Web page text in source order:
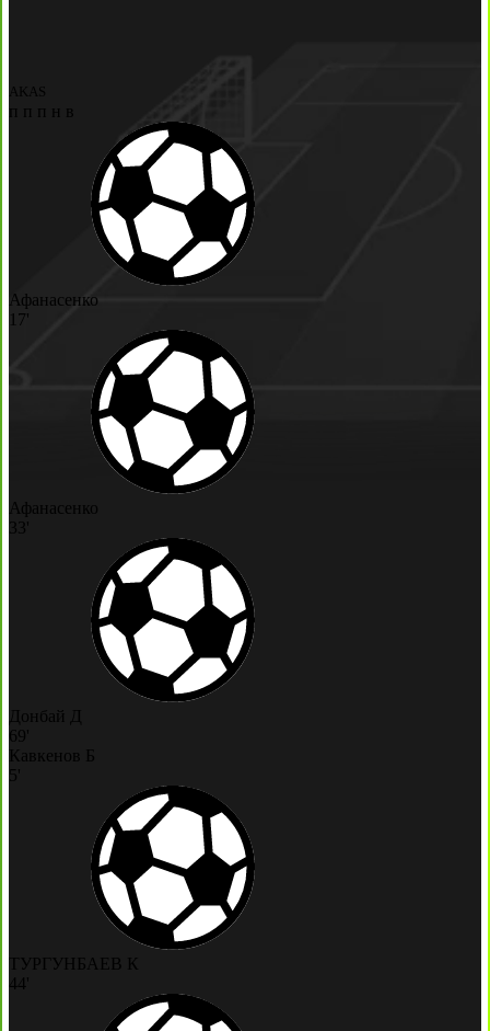
AKAS
п п п н в
Афанасенко
17'
Афанасенко
33'
Донбай Д
69'
Кавкенов Б
5'
ТУРГУНБАЕВ К
44'